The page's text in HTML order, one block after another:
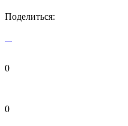
Поделиться:
0
0